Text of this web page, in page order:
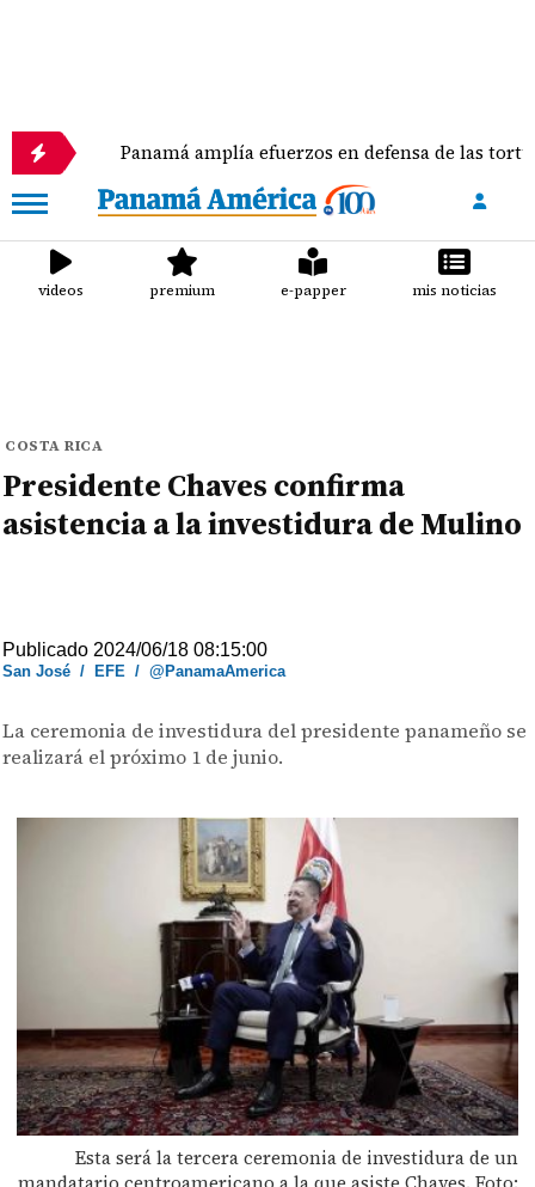
Panamá amplía efuerzos en defensa de las tortugas
videos premium e-papper mis noticias
COSTA RICA
Presidente Chaves confirma
asistencia a la investidura de Mulino
Publicado 2024/06/18 08:15:00
San José / EFE /@PanamaAmerica
La ceremonia de investidura del presidente panameño se
realizará el próximo 1 de junio.
Esta será la tercera ceremonia de investidura de un